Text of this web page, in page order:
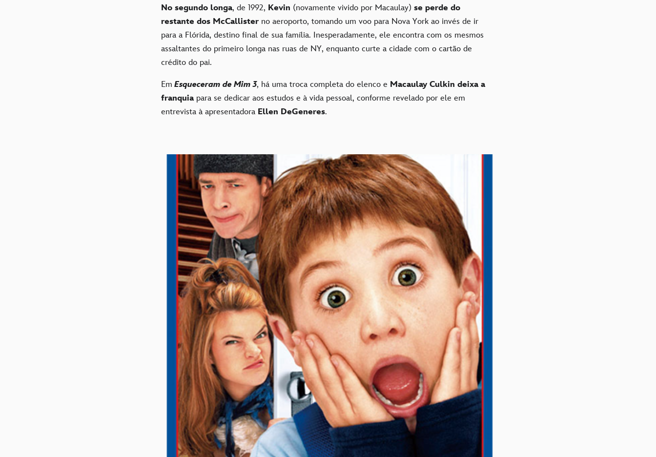
No segundo longa, de 1992, Kevin (novamente vivido por Macaulay) se perde do
restante dos McCallister no aeroporto, tomando um voo para Nova York ao invés de ir
para a Flórida, destino final de sua família. Inesperadamente, ele encontra com os mesmos
assaltantes do primeiro longa nas ruas de NY, enquanto curte a cidade com o cartão de
crédito do pai.
Em Esqueceram de Mim 3, há uma troca completa do elenco e Macaulay Culkin deixa a
franquiapara se dedicar aos estudos e à vida pessoal, conforme revelado por ele em
entrevista à apresentadora Ellen DeGeneres.